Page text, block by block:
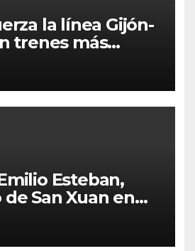
la línea Gijón-
trenes más
servicio para
Esteban,
San Xuan en
para Turón